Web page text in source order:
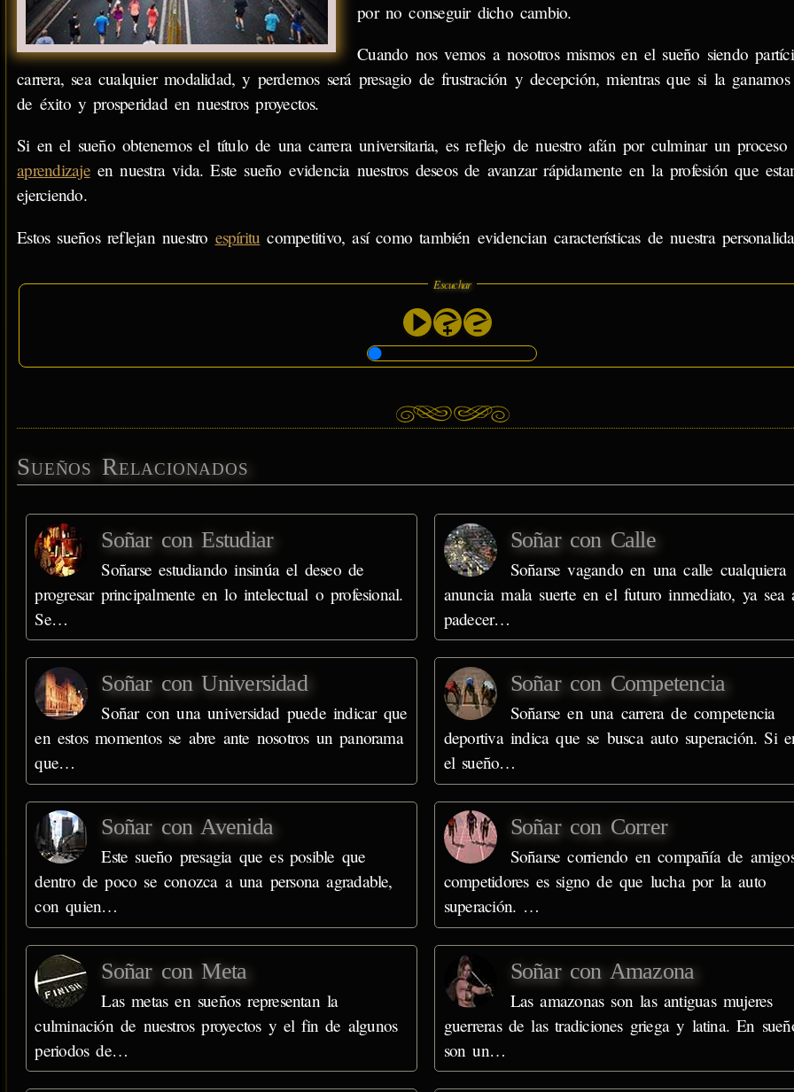
por no conseguir dicho cambio.
Cuando nos vemos a nosotros mismos en el sueño siendo
carrera, sea cualquier modalidad, y perdemos será presagio de frustración y decepción, mientras que si la
de éxito y prosperidad en nuestros proyectos.
Si en el sueño obtenemos el título de una carrera universitaria, es reflejo de nuestro afán por culminar un proceso
aprendizajeen nuestra vida. Este sueño evidencia nuestros deseos de avanzar rápidamente en la profesión que
ejerciendo.
Estos sueños reflejan nuestro espíritu competitivo, así como también evidencian características de nuestra
Escuchar
Sueños Relacionados
Soñar con Estudiar
Soñarse estudiando insinúa el deseo de
progresar principalmente en lo intelectual o profesional.
Se…
Soñar con Calle
Soñarse vagando en una calle cualquiera
anuncia mala suerte en el futuro inmediato, ya sea
padecer…
Soñar con Universidad
Soñar con una universidad puede indicar que
en estos momentos se abre ante nosotros un panorama
que…
Soñar con Competencia
Soñarse en una carrera de competencia
deportiva indica que se busca auto superación. Si
el sueño…
Soñar con Avenida
Este sueño presagia que es posible que
dentro de poco se conozca a una persona agradable,
con quien…
Soñar con Correr
Soñarse corriendo en compañía de
competidores es signo de que lucha por la auto
superación. …
Soñar con Meta
Las metas en sueños representan la
culminación de nuestros proyectos y el fin de algunos
periodos de…
Soñar con Amazona
Las amazonas son las antiguas mujeres
guerreras de las tradiciones griega y latina. En
son un…